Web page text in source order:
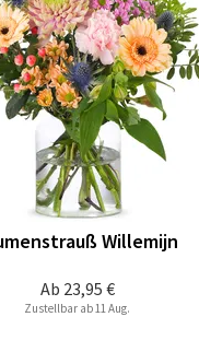
Ab 23,95 €
Willemijn
Zustellbar ab 11 Aug.